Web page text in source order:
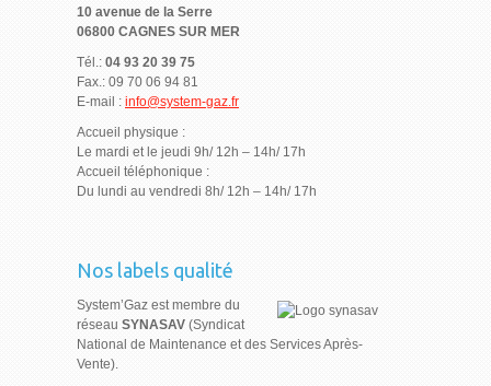
10 avenue de la Serre
06800 CAGNES SUR MER
Tél.: 04 93 20 39 75
Fax.: 09 70 06 94 81
E-mail : info@system-gaz.fr
Accueil physique :
Le mardi et le jeudi 9h/ 12h – 14h/ 17h
Accueil téléphonique :
Du lundi au vendredi 8h/ 12h – 14h/ 17h
Nos labels qualité
System’Gaz est membre du
réseau SYNASAV (Syndicat
National de Maintenance et des Services Après-
Vente).